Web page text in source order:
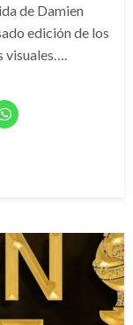
de Damien
edición de los
visuales….